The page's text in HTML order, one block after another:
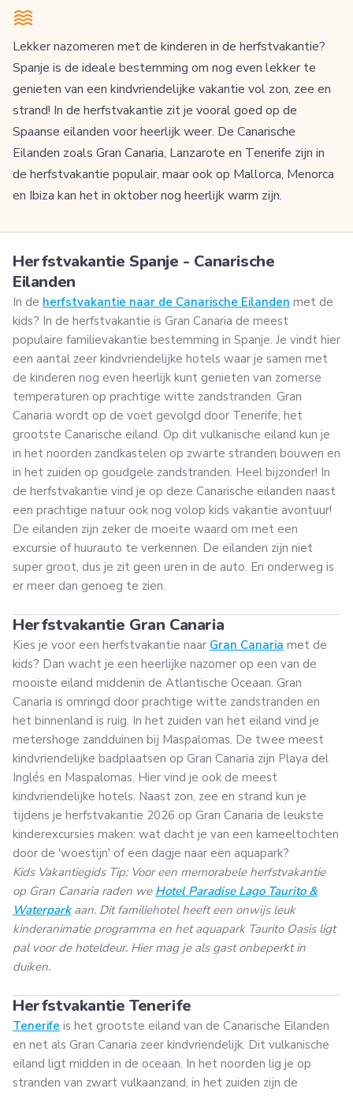
Lekker nazomeren met de kinderen in de herfstvakantie?
Spanje is de ideale bestemming om nog even lekker te
genieten van een kindvriendelijke vakantie vol zon, zee en
strand! In de herfstvakantie zit je vooral goed op de
Spaanse eilanden voor heerlijk weer. De Canarische
Eilanden zoals Gran Canaria, Lanzarote en Tenerife zijn in
de herfstvakantie populair, maar ook op Mallorca, Menorca
en Ibiza kan het in oktober nog heerlijk warm zijn.
Herfstvakantie Spanje - Canarische
Eilanden
In de herfstvakantie naar de Canarische Eilanden met de
kids? In de herfstvakantie is Gran Canaria de meest
populaire familievakantie bestemming in Spanje. Je vindt hier
een aantal zeer kindvriendelijke hotels waar je samen met
de kinderen nog even heerlijk kunt genieten van zomerse
temperaturen op prachtige witte zandstranden. Gran
Canaria wordt op de voet gevolgd door Tenerife, het
grootste Canarische eiland. Op dit vulkanische eiland kun je
in het noorden zandkastelen op zwarte stranden bouwen en
in het zuiden op goudgele zandstranden. Heel bijzonder! In
de herfstvakantie vind je op deze Canarische eilanden naast
een prachtige natuur ook nog volop kids vakantie avontuur!
De eilanden zijn zeker de moeite waard om met een
excursie of huurauto te verkennen. De eilanden zijn niet
super groot, dus je zit geen uren in de auto. En onderweg is
er meer dan genoeg te zien.
Herfstvakantie Gran Canaria
Kies je voor een herfstvakantie naar Gran Canaria met de
kids? Dan wacht je een heerlijke nazomer op een van de
mooiste eiland middenin de Atlantische Oceaan. Gran
Canaria is omringd door prachtige witte zandstranden en
het binnenland is ruig. In het zuiden van het eiland vind je
metershoge zandduinen bij Maspalomas. De twee meest
kindvriendelijke badplaatsen op Gran Canaria zijn Playa del
Inglés en Maspalomas. Hier vind je ook de meest
kindvriendelijke hotels. Naast zon, zee en strand kun je
tijdens je herfstvakantie 2026 op Gran Canaria de leukste
kinderexcursies maken: wat dacht je van een kameeltochten
door de 'woestijn' of een dagje naar een aquapark?
Kids Vakantiegids Tip: Voor een memorabele herfstvakantie
op Gran Canaria raden we Hotel Paradise Lago Taurito &
Waterparkaan. Dit familiehotel heeft een onwijs leuk
kinderanimatie programma en het aquapark Taurito Oasis ligt
pal voor de hoteldeur. Hier mag je als gast onbeperkt in
duiken.
Herfstvakantie Tenerife
Tenerife is het grootste eiland van de Canarische Eilanden
en net als Gran Canaria zeer kindvriendelijk. Dit vulkanische
eiland ligt midden in de oceaan. In het noorden lig je op
stranden van zwart vulkaanzand, in het zuiden zijn de